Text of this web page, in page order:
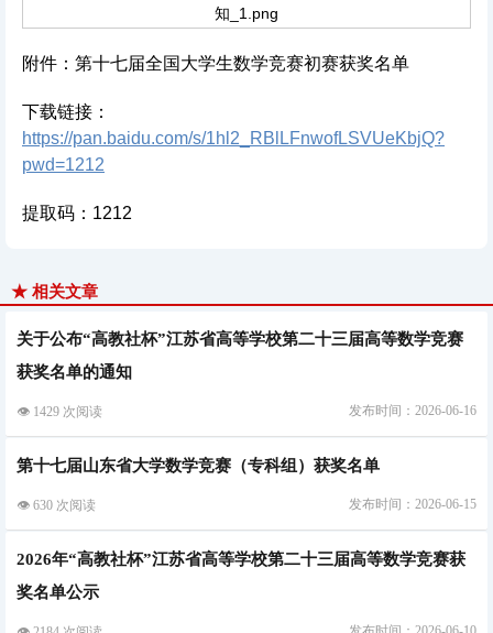
附件：第十七届全国大学生数学竞赛初赛获奖名单
下载链接：
https://pan.baidu.com/s/1hl2_RBlLFnwofLSVUeKbjQ?
pwd=1212
提取码：1212
★ 相关文章
关于公布“高教社杯”江苏省高等学校第二十三届高等数学竞赛
获奖名单的通知
👁 1429 次阅读 发布时间：2026-06-16
第十七届山东省大学数学竞赛（专科组）获奖名单
👁 630 次阅读 发布时间：2026-06-15
2026年“高教社杯”江苏省高等学校第二十三届高等数学竞赛获
奖名单公示